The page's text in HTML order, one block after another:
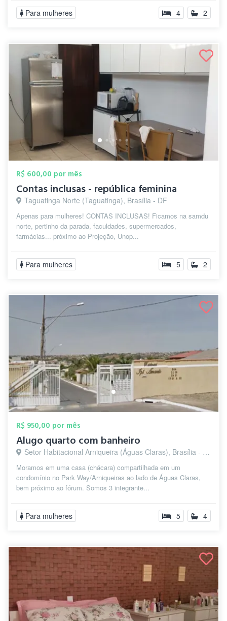
Para mulheres 4 2
R$ 600,00 por mês
Contas inclusas - república feminina
Taguatinga Norte (Taguatinga), Brasília - DF
Apenas para mulheres! CONTAS INCLUSAS! Ficamos na samdu
norte, pertinho da parada, faculdades, supermercados,
farmácias... próximo ao Projeção, Unop...
Para mulheres 5 2
R$ 950,00 por mês
Alugo quarto com banheiro
Setor Habitacional Arniqueira (Águas Claras), Brasília - DF
Moramos em uma casa (chácara) compartilhada em um
condomínio no Park Way/Arniqueiras ao lado de Águas Claras,
bem próximo ao fórum. Somos 3 integrante...
Para mulheres 5 4